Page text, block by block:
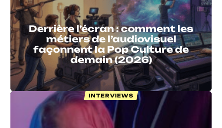
Derrière l’écran : comment les
métiers de l’audiovisuel
façonnent la Pop Culture de
demain (2026)
INTERVIEWS